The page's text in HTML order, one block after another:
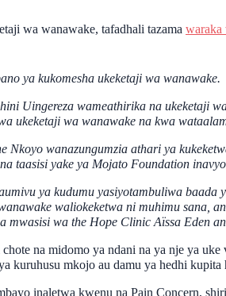
wa wanawake, tafadhali tazama waraka
ya kukomesha ukeketaji wa wanawake.
Uingereza wameathirika na ukeketaji
ukeketaji wa wanawake na kwa
Nkoyo wanazungumzia athari ya
taasisi yake ya Mojato Foundation
ya kudumu yasiyotambuliwa
waliokeketwa ni muhimu sana,
mwasisi wa the Hope Clinic Aïssa Eden
na midomo ya ndani na ya nje ya
kuruhusu mkojo au damu ya hedhi
inaletwa kwenu na Pain Concern,